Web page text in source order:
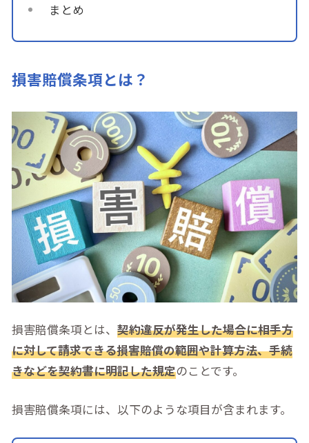
まとめ
損害賠償条項とは？
損害賠償条項とは、 契約違反が発生した場合に相手方
に対して請求できる損害賠償の範囲や計算方法、手続
きなどを契約書に明記した規定のことです。
損害賠償条項には、以下のような項目が含まれます。